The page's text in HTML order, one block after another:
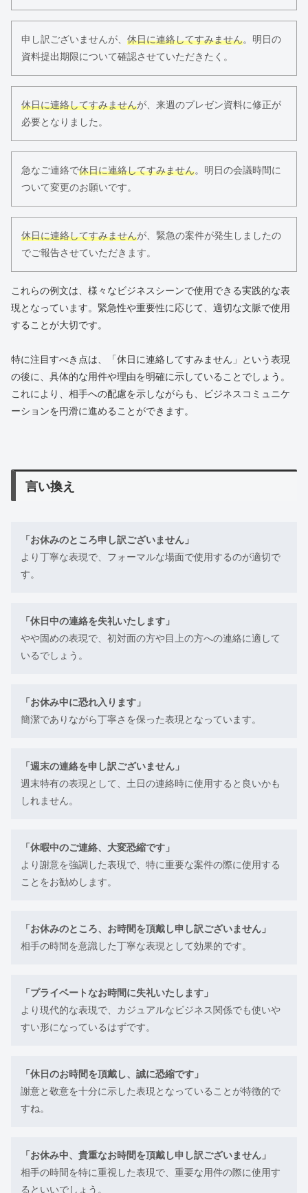
申し訳ございませんが、 休日に連絡してすみません。明日の
資料提出期限について確認させていただきたく。
休日に連絡してすみませんが、来週のプレゼン資料に修正が
必要となりました。
急なご連絡で休日に連絡してすみません。明日の会議時間に
ついて変更のお願いです。
休日に連絡してすみませんが、緊急の案件が発生しましたの
でご報告させていただきます。
これらの例文は、様々なビジネスシーンで使用できる実践的な表
現となっています。緊急性や重要性に応じて、適切な文脈で使用
することが大切です。
特に注目すべき点は、「休日に連絡してすみません」という表現
の後に、具体的な用件や理由を明確に示していることでしょう。
これにより、相手への配慮を示しながらも、ビジネスコミュニケ
ーションを円滑に進めることができます。
言い換え
「お休みのところ申し訳ございません」
より丁寧な表現で、フォーマルな場面で使用するのが適切で
す。
「休日中の連絡を失礼いたします」
やや固めの表現で、初対面の方や目上の方への連絡に適して
いるでしょう。
「お休み中に恐れ入ります」
簡潔でありながら丁寧さを保った表現となっています。
「週末の連絡を申し訳ございません」
週末特有の表現として、土日の連絡時に使用すると良いかも
しれません。
「休暇中のご連絡、大変恐縮です」
より謝意を強調した表現で、特に重要な案件の際に使用する
ことをお勧めします。
「お休みのところ、お時間を頂戴し申し訳ございません」
相手の時間を意識した丁寧な表現として効果的です。
「プライベートなお時間に失礼いたします」
より現代的な表現で、カジュアルなビジネス関係でも使いや
すい形になっているはずです。
「休日のお時間を頂戴し、誠に恐縮です」
謝意と敬意を十分に示した表現となっていることが特徴的で
すね。
「お休み中、貴重なお時間を頂戴し申し訳ございません」
相手の時間を特に重視した表現で、重要な用件の際に使用す
るといいでしょう。